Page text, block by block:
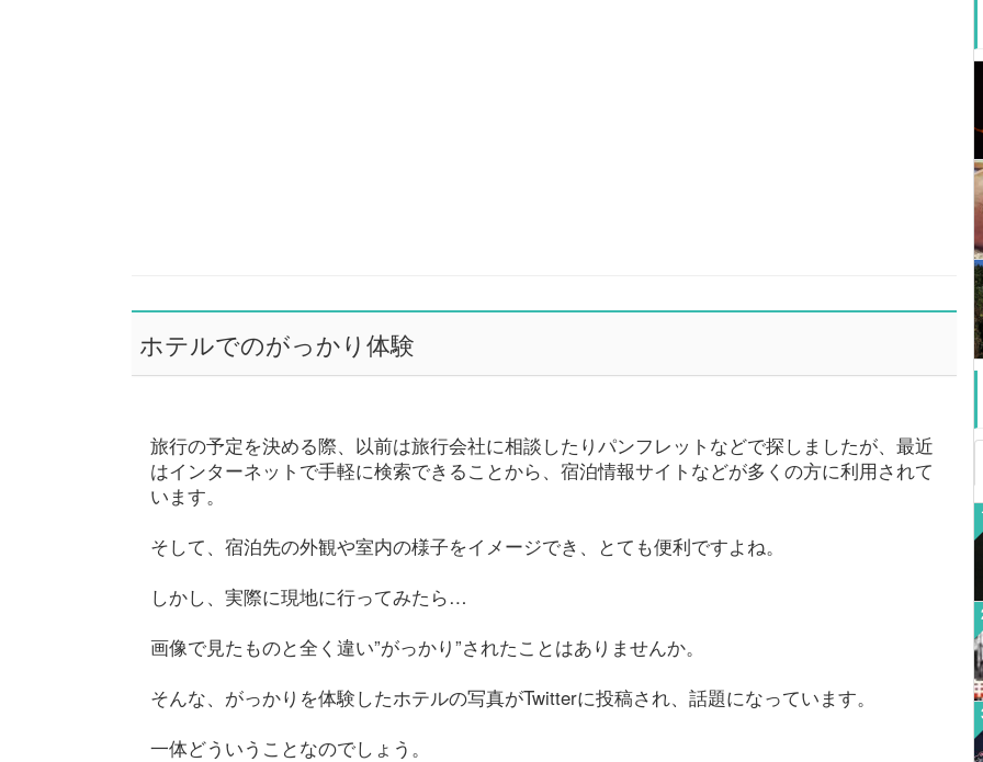
ホテルでのがっかり体験
旅行の予定を決める際、以前は旅行会社に相談したりパンフレットなどで探しましたが、最近
はインターネットで手軽に検索できることから、宿泊情報サイトなどが多くの方に利用されて
います。
そして、宿泊先の外観や室内の様子をイメージでき、とても便利ですよね。
しかし、実際に現地に行ってみたら…
画像で見たものと全く違い”がっかり”されたことはありませんか。
そんな、がっかりを体験したホテルの写真がTwitterに投稿され、話題になっています。
一体どういうことなのでしょう。